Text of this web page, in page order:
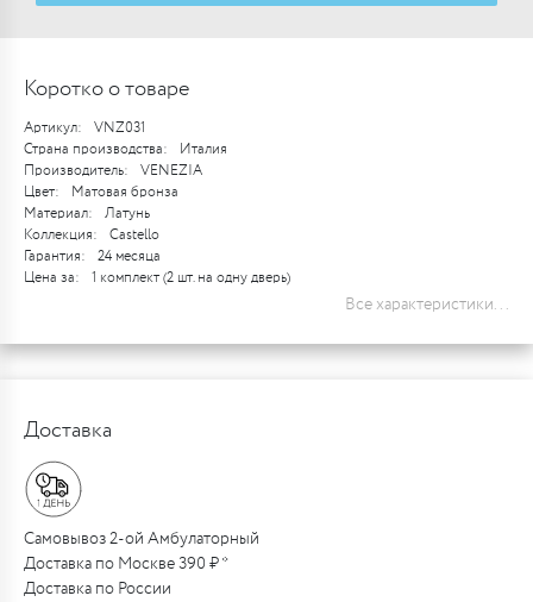
Коротко о товаре
Артикул:
VNZ031
Страна производства:
Италия
Производитель:
VENEZIA
Цвет:
Матовая бронза
Материал:
Латунь
Коллекция:
Castello
Гарантия:
24 месяца
Цена за:
1 комплект (2 шт. на одну дверь)
Все характеристики...
Доставка
Самовывоз 2-ой Амбулаторный
Доставка по Москве 390 ₽ *
Доставка по России